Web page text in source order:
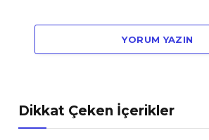
YORUM YAZIN
Dikkat Çeken İçerikler